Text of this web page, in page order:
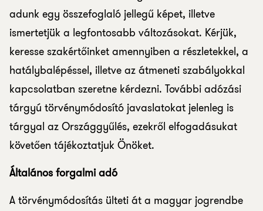
adunk egy összefoglaló jellegű képet, illetve
ismertetjük a legfontosabb változásokat. Kérjük,
keresse szakértőinket amennyiben a részletekkel, a
hatálybalépéssel, illetve az átmeneti szabályokkal
kapcsolatban szeretne kérdezni. További adózási
tárgyú törvénymódosító javaslatokat jelenleg is
tárgyal az Országgyűlés, ezekről elfogadásukat
követően tájékoztatjuk Önöket.
Általános forgalmi adó
A törvénymódosítás ülteti át a magyar jogrendbe